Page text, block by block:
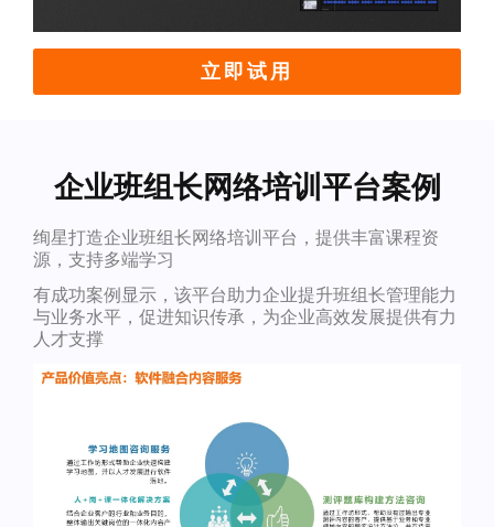
立即试用
企业班组长网络培训平台案例
绚星打造企业班组长网络培训平台，提供丰富课程资
源，支持多端学习
有成功案例显示，该平台助力企业提升班组长管理能力
与业务水平，促进知识传承，为企业高效发展提供有力
人才支撑